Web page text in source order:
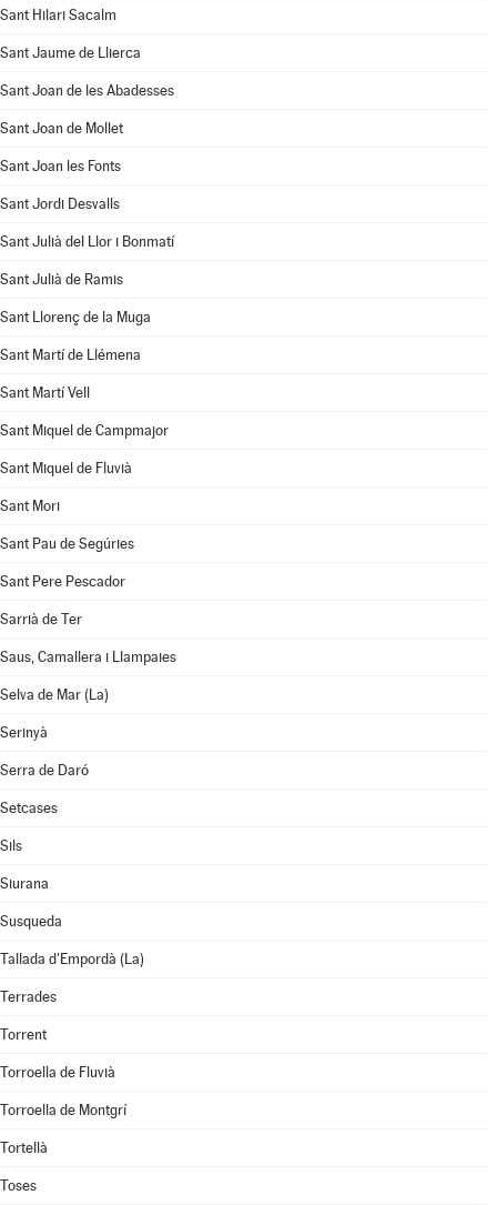
Sant Hilari Sacalm
Sant Jaume de Llierca
Sant Joan de les Abadesses
Sant Joan de Mollet
Sant Joan les Fonts
Sant Jordi Desvalls
Sant Julià del Llor i Bonmatí
Sant Julià de Ramis
Sant Llorenç de la Muga
Sant Martí de Llémena
Sant Martí Vell
Sant Miquel de Campmajor
Sant Miquel de Fluvià
Sant Mori
Sant Pau de Segúries
Sant Pere Pescador
Sarrià de Ter
Saus, Camallera i Llampaies
Selva de Mar (La)
Serinyà
Serra de Daró
Setcases
Sils
Siurana
Susqueda
Tallada d'Empordà (La)
Terrades
Torrent
Torroella de Fluvià
Torroella de Montgrí
Tortellà
Toses